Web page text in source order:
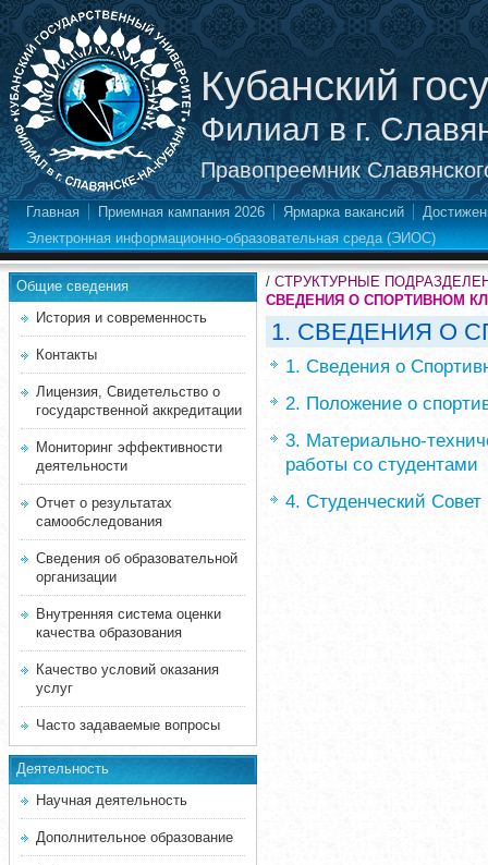
Кубанский
Филиал в г.
Правопреемник
Главная Приемная кампания 2026 Ярмарка вакансий
Электронная информационно-образовательная среда (ЭИОС)
Общие сведения
История и современность
Контакты
Лицензия, Свидетельство о
государственной аккредитации
Мониторинг эффективности
деятельности
Отчет о результатах
самообследования
Сведения об образовательной
организации
Внутренняя система оценки
качества образования
Качество условий оказания
услуг
Часто задаваемые вопросы
Деятельность
Научная деятельность
Дополнительное образование
/ СТРУКТУРНЫЕ
СВЕДЕНИЯ О СПОРТИВНОМ
1. СВЕДЕНИЯ О
1. Сведения о
2. Положение о
3. Материально-
работы со студентами
4. Студенческий Совет